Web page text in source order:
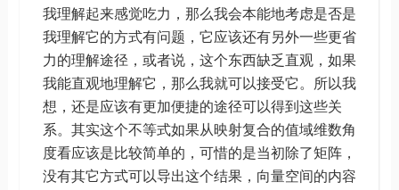
我理解起来感觉吃力，那么我会本能地考虑是否是
我理解它的方式有问题，它应该还有另外一些更省
力的理解途径，或者说，这个东西缺乏直观，如果
我能直观地理解它，那么我就可以接受它。所以我
想，还是应该有更加便捷的途径可以得到这些关
系。其实这个不等式如果从映射复合的值域维数角
度看应该是比较简单的，可惜的是当初除了矩阵，
没有其它方式可以导出这个结果，向量空间的内容